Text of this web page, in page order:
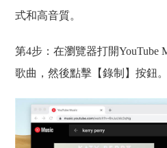
式和高音質。
第4步：在瀏覽器打開YouTube
歌曲，然後點擊【錄制】按鈕。